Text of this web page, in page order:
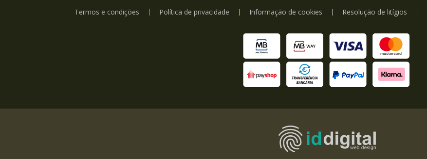
Termos e condições Política de privacidade Informação de cookies Resolução de litígios